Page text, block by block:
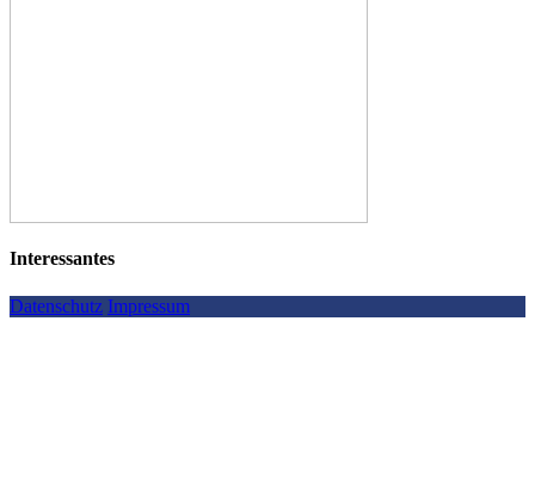
Interessantes
Datenschutz Impressum